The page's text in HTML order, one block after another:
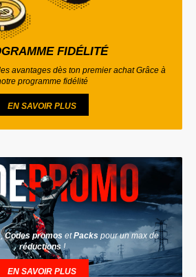
FIDÉLITÉ
avantages dès ton premier achat Grâce à
programme fidélité
EN SAVOIR PLUS
,Codes promos etPacks pour un max de
réductions !
EN SAVOIR PLUS